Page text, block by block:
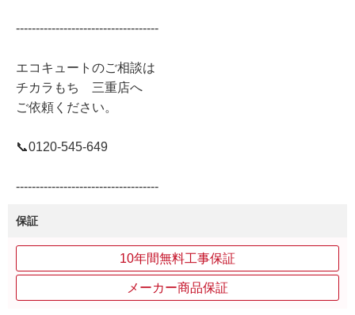
------------------------------------
エコキュートのご相談は
チカラもち 三重店へ
ご依頼ください。
📞0120-545-649
------------------------------------
保証
10年間無料工事保証
メーカー商品保証